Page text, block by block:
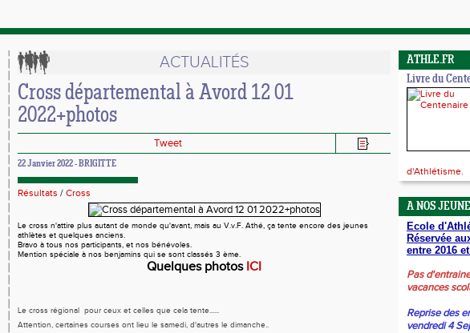
ACTUALITÉS
Cross départemental à Avord 12 01
2022+photos
Tweet
22 Janvier 2022 - BRIGITTE
Résultats / Cross
Le cross n'attire plus autant de monde qu'avant, mais au V.v.F. Athé, ça tente encore des jeunes
athlètes et quelques anciens.
Bravo à tous nos participants, et nos bénévoles.
Mention spéciale à nos benjamins qui se sont classés 3 ème.
Quelques photos ICI
Le cross régional pour ceux et celles que cela tente......
Attention, certaines courses ont lieu le samedi, d'autres le dimanche..
ATHLE.FR
Livre du
d'Athlétisme.
A NOS
Ecole
Réservée
entre 2016
Pas
vacances
Reprise des
vendredi 4